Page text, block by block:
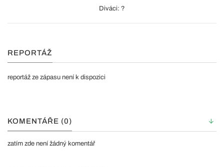
Diváci: ?
REPORTÁŽ
reportáž ze zápasu není k dispozici
KOMENTÁŘE (0)
zatím zde není žádný komentář